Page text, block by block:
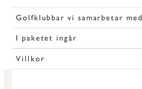
Golfklubbar vi samarbetar med
I paketet ingår
Villkor